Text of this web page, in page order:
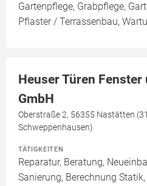
Gartenpflege, Grabpflege,
Pflaster / Terrassenbau,
Heuser Türen
GmbH
Oberstraße 2, 56355 Nastätten
Schweppenhausen)
TÄTIGKEITEN
Reparatur, Beratung,
Sanierung, Berechnung